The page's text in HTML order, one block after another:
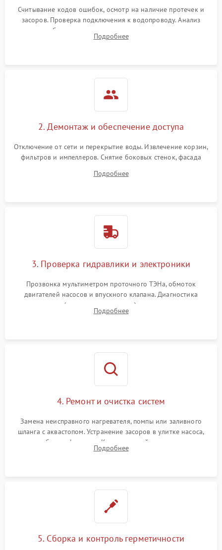
Считывание кодов ошибок, осмотр на наличие протечек и
засоров. Проверка подключения к водопроводу. Анализ
жалоб на отсутствие слива, нагрева, вращения
разбрызгивателей или срабатывание системы защиты
Подробнее
2. Демонтаж и обеспечение доступа
Отключение от сети и перекрытие воды. Извлечение корзин,
фильтров и импеллеров. Снятие боковых стенок, фасада
циркуляционному насосу, ТЭНу и сливной помпе.
Подробнее
3. Проверка гидравлики и электроники
Прозвонка мультиметром проточного ТЭНа, обмоток
двигателей насосов и впускного клапана. Диагностика
прессостата (датчика уровня воды), датчика мутности,
концевика дверцы и электронного модуля управления.
Подробнее
4. Ремонт и очистка систем
Замена неисправного нагревателя, помпы или заливного
шланга с аквастопом. Устранение засоров в улитке насоса,
патрубках и фильтрах. Компонентный ремонт платы
управления, восстановление поврежденной проводки.
Подробнее
5. Сборка и контроль герметичности